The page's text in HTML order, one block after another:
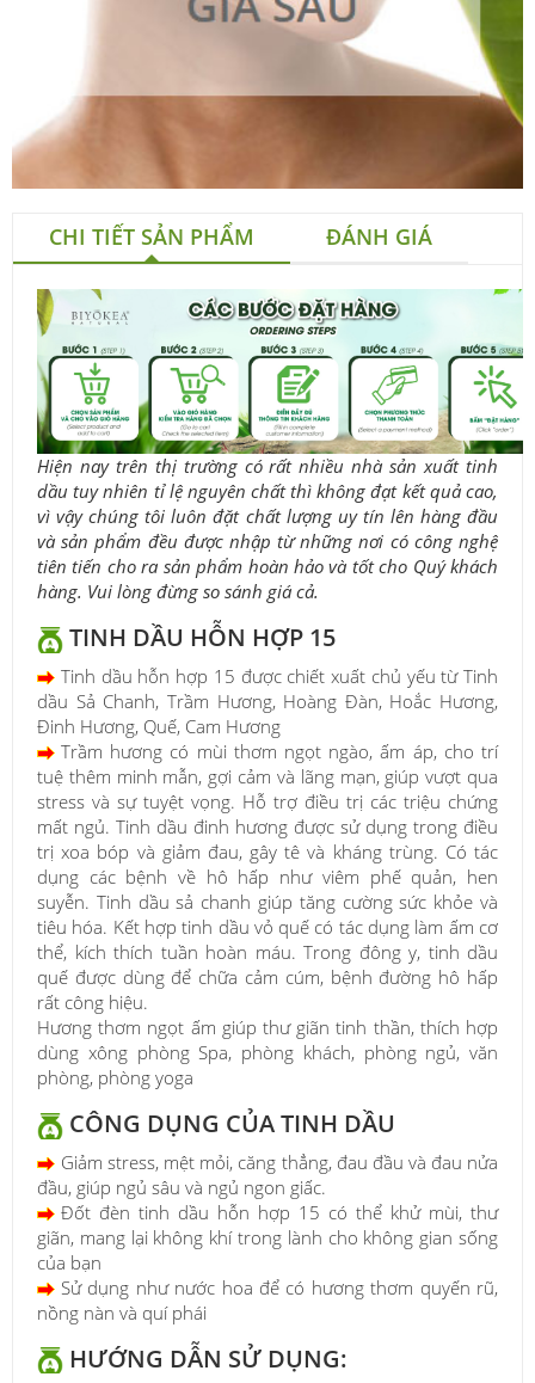
CHI TIẾT SẢN PHẨM ĐÁNH GIÁ
Hiện nay trên thị trường có rất nhiều nhà sản xuất tinh
dầu tuy nhiên tỉ lệ nguyên chất thì không đạt kết quả cao,
vì vậy chúng tôi luôn đặt chất lượng uy tín lên hàng đầu
và sản phẩm đều được nhập từ những nơi có công nghệ
tiên tiến cho ra sản phẩm hoàn hảo và tốt cho Quý khách
hàng. Vui lòng đừng so sánh giá cả.
TINH DẦU HỖN HỢP 15
Tinh dầu hỗn hợp 15 được chiết xuất chủ yếu từ Tinh
dầu Sả Chanh, Trầm Hương, Hoàng Đàn, Hoắc Hương,
Đinh Hương, Quế, Cam Hương
Trầm hương có mùi thơm ngọt ngào, ấm áp, cho trí
tuệ thêm minh mẫn, gợi cảm và lãng mạn, giúp vượt qua
stress và sự tuyệt vọng. Hỗ trợ điều trị các triệu chứng
mất ngủ. Tinh dầu đinh hương được sử dụng trong điều
trị xoa bóp và giảm đau, gây tê và kháng trùng. Có tác
dụng các bệnh về hô hấp như viêm phế quản, hen
suyễn. Tinh dầu sả chanh giúp tăng cường sức khỏe và
tiêu hóa. Kết hợp tinh dầu vỏ quế có tác dụng làm ấm cơ
thể, kích thích tuần hoàn máu. Trong đông y, tinh dầu
quế được dùng để chữa cảm cúm, bệnh đường hô hấp
rất công hiệu.
Hương thơm ngọt ấm giúp thư giãn tinh thần, thích hợp
dùng xông phòng Spa, phòng khách, phòng ngủ, văn
phòng, phòng yoga
CÔNG DỤNG CỦA TINH DẦU
Giảm stress, mệt mỏi, căng thẳng, đau đầu và đau nửa
đầu, giúp ngủ sâu và ngủ ngon giấc.
Đốt đèn tinh dầu hỗn hợp 15 có thể khử mùi, thư
giãn, mang lại không khí trong lành cho không gian sống
của bạn
Sử dụng như nước hoa để có hương thơm quyến rũ,
nồng nàn và quí phái
HƯỚNG DẪN SỬ DỤNG: